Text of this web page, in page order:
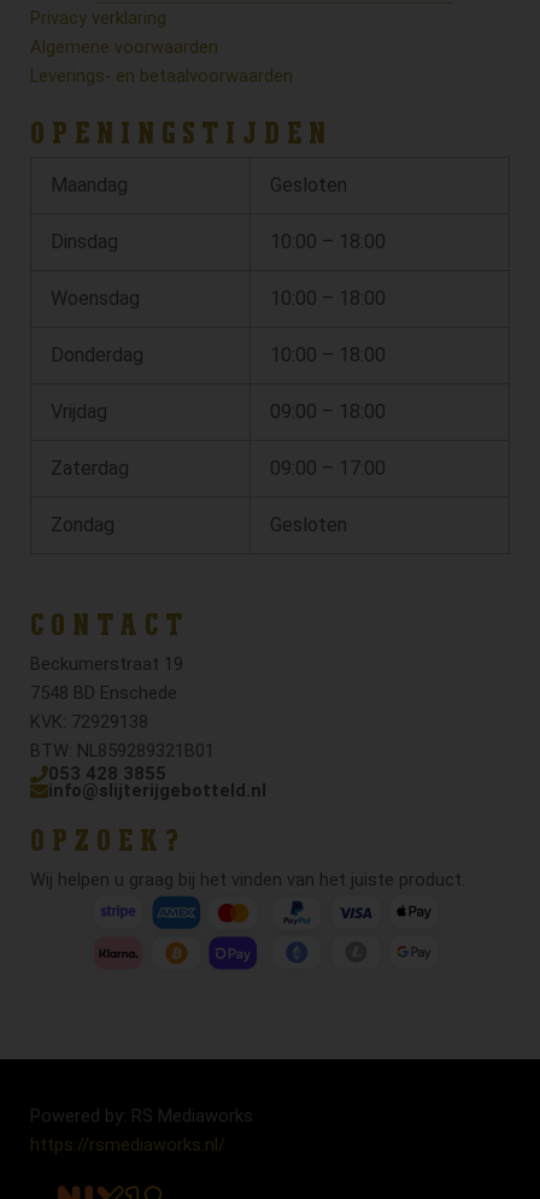
Privacy verklaring
Algemene voorwaarden
Leverings- en betaalvoorwaarden
OPENINGSTIJDEN
Maandag Gesloten
Dinsdag 10:00 – 18:00
Woensdag 10:00 – 18:00
Donderdag 10:00 – 18:00
Vrijdag 09:00 – 18:00
Zaterdag 09:00 – 17:00
Zondag Gesloten
CONTACT
Beckumerstraat 19
7548 BD Enschede
KVK: 72929138
BTW: NL859289321B01
053 428 3855
info@slijterijgebotteld.nl
OPZOEK?
Wij helpen u graag bij het vinden van het juiste product.
Powered by: RS Mediaworks
https://rsmediaworks.nl/